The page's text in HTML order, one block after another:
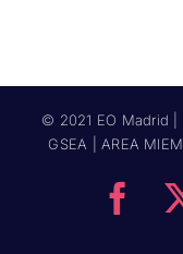
© 2021 EO Madrid |
GSEA |AREA